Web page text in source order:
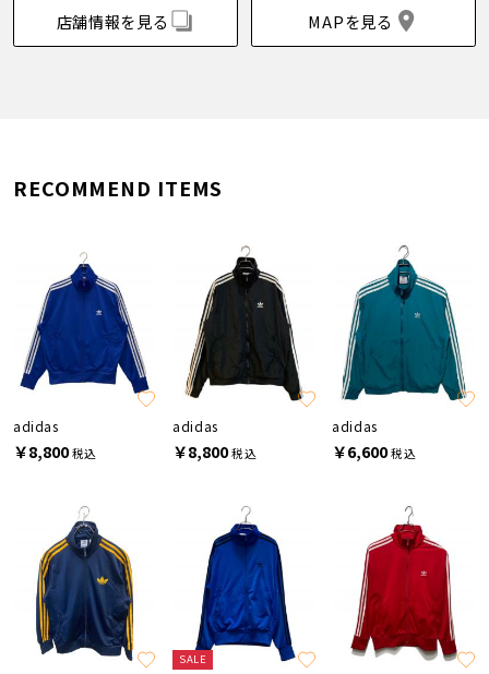
店舗情報を見る MAPを見る
RECOMMEND ITEMS
adidas
￥8,800税込
adidas
￥8,800税込
adidas
￥6,600税込
SALE